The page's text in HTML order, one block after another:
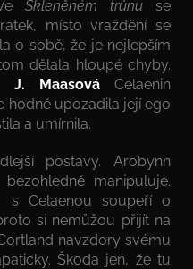
VeSkleněném trůnu se
místo vraždění se
o sobě, že je nejlepším
dělala hloupé chyby.
J. MaasováCelaenin
hodně upozadila její ego
a umírnila.
postavy. Arobynn
manipuluje.
s Celaenou soupeří o
si nemůžou přijít na
navzdory svému
Škoda jen, že tu